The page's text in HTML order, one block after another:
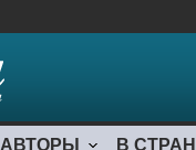
АВТОРЫ В